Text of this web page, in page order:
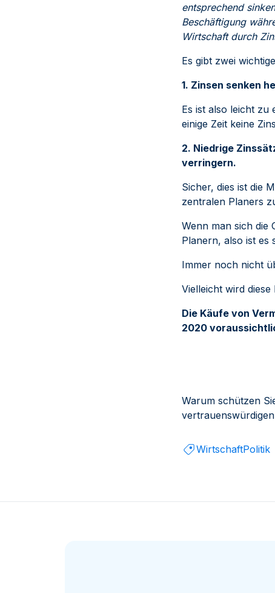
entsprechend
Beschäftigung
Wirtschaft durch
Es gibt zwei
1. Zinsen senken
Es ist also leicht
einige Zeit keine
2. Niedrige
verringern.
Sicher, dies ist die
zentralen Planers
Wenn man sich die
Planern, also ist es
Immer noch nicht
Vielleicht wird
Die Käufe von
2020
Warum schützen
WirtschaftPolitik